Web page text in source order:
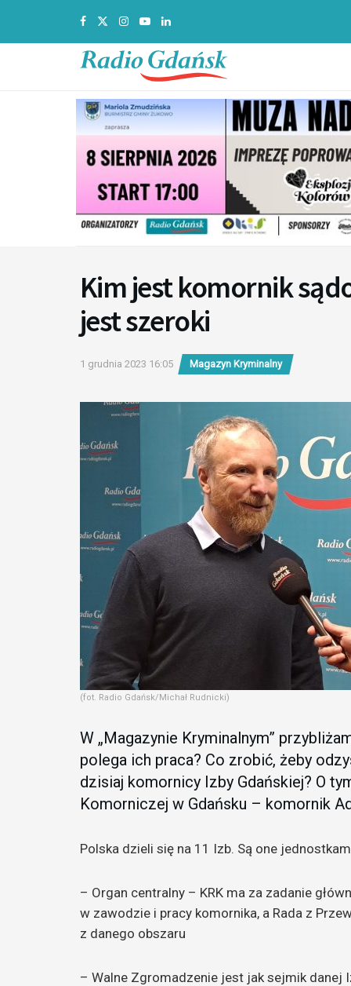
Kim jest komornik
jest szeroki
1 grudnia 2023 16:05 Magazyn Kryminalny
(fot. Radio Gdańsk/Michał Rudnicki)
W „Magazynie Kryminalnym”
polega ich praca? Co zrobić, żeby
dzisiaj komornicy Izby Gdańskiej? O
Komorniczej w Gdańsku – komornik
Polska dzieli się na 11 Izb. Są one
– Organ centralny – KRK ma za zadanie
w zawodzie i pracy komornika, a Rada z
z danego obszaru
– Walne Zgromadzenie jest jak sejmik danej